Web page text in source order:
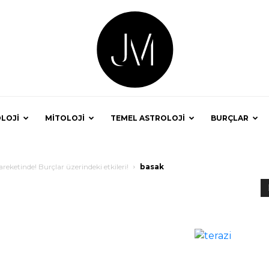
MİTOLOJİ TEMEL ASTROLOJİ BURÇLAR
Burçlar üzerindeki etkileri! basak